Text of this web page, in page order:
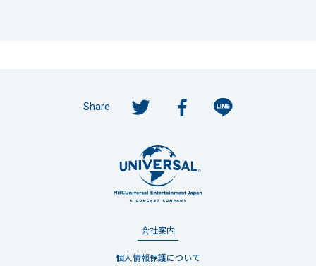
Share
会社案内
個人情報保護について